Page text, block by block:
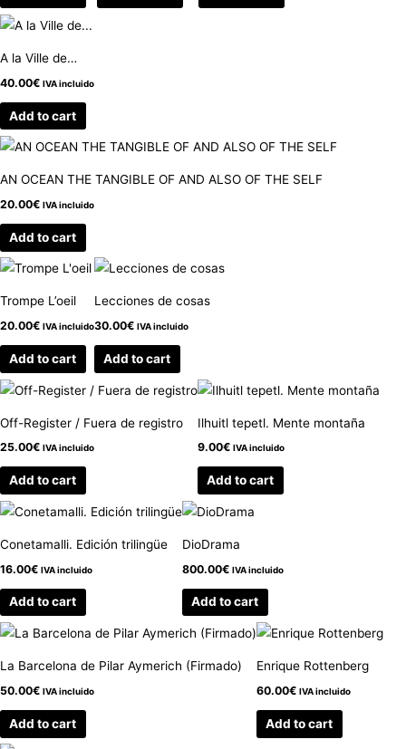
A la Ville de…
40.00€ IVA incluido
Add to cart
AN OCEAN THE TANGIBLE OF AND ALSO OF THE SELF
20.00€ IVA incluido
Add to cart
Trompe L’oeil
20.00€ IVA incluido
Add to cart
Lecciones de cosas
30.00€ IVA incluido
Add to cart
Off-Register / Fuera de registro
25.00€ IVA incluido
Add to cart
Ilhuitl tepetl. Mente montaña
9.00€ IVA incluido
Add to cart
Conetamalli. Edición trilingüe
16.00€ IVA incluido
Add to cart
DioDrama
800.00€ IVA incluido
Add to cart
La Barcelona de Pilar Aymerich (Firmado)
50.00€ IVA incluido
Add to cart
Enrique Rottenberg
60.00€ IVA incluido
Add to cart